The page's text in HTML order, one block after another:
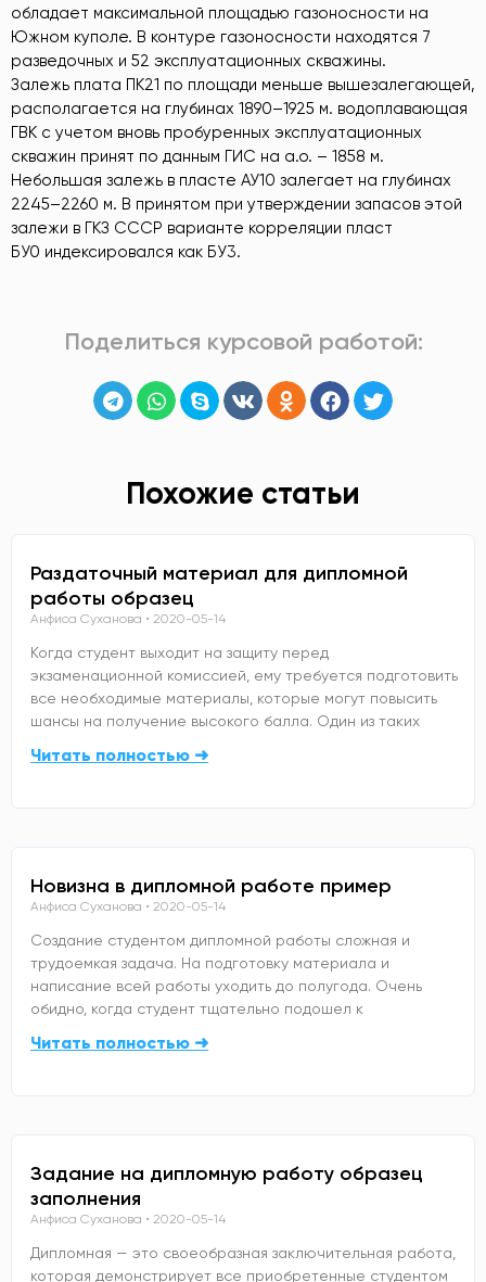
обладает максимальной площадью газоносности на
Южном куполе. В контуре газоносности находятся 7
разведочных и 52 эксплуатационных скважины.
Залежь плата ПК21 по площади меньше вышезалегающей,
располагается на глубинах 1890–1925 м. водоплавающая
ГВК с учетом вновь пробуренных эксплуатационных
скважин принят по данным ГИС на а.о. – 1858 м.
Небольшая залежь в пласте АУ10 залегает на глубинах
2245–2260 м. В принятом при утверждении запасов этой
залежи в ГКЗ СССР варианте корреляции пласт
БУ0 индексировался как БУ3.
Поделиться курсовой работой:
Похожие статьи
Раздаточный материал для дипломной
работы образец
Анфиса Суханова 2020-05-14
Когда студент выходит на защиту перед
экзаменационной комиссией, ему требуется подготовить
все необходимые материалы, которые могут повысить
шансы на получение высокого балла. Один из таких
Читать полностью ➜
Новизна в дипломной работе пример
Анфиса Суханова 2020-05-14
Создание студентом дипломной работы сложная и
трудоемкая задача. На подготовку материала и
написание всей работы уходить до полугода. Очень
обидно, когда студент тщательно подошел к
Читать полностью ➜
Задание на дипломную работу образец
заполнения
Анфиса Суханова 2020-05-14
Дипломная — это своеобразная заключительная работа,
которая демонстрирует все приобретенные студентом